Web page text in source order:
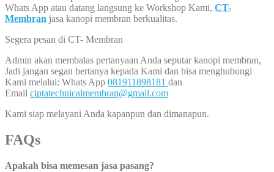
Whats App atau datang langsung ke Workshop Kami, CT-
Membran jasa kanopi membran berkualitas.
Segera pesan di CT- Membran
Admin akan membalas pertanyaan Anda seputar kanopi membran,
Jadi jangan segan bertanya kepada Kami dan bisa menghubungi
Kami melalui: Whats App 081911898181 dan
Email ciptatechnicalmembran@gmail.com
Kami siap melayani Anda kapanpun dan dimanapun.
FAQs
Apakah bisa memesan jasa pasang?